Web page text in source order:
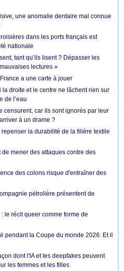
une anomalie dentaire mal connue
dans les ports français est
nationale
tant qu’ils lisent ? Dépasser les
lectures »
a une carte à jouer
droite et le centre ne lâchent rien sur
de l’eau
censurent, car ils sont ignorés par leur
à un drame ?
la durabilité de la filière textile
de mener des attaques contre des
des colons risque d'entraîner des
pétrolière présentent de
le récit queer comme forme de
pendant la Coupe du monde 2026. Et il
dont l'IA et les deepfakes peuvent
les femmes et les filles